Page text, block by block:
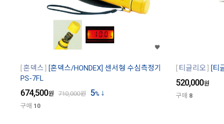
혼덱스
[혼덱스/HONDEX] 센서형 수심측정기
PS-7FL
674,500원 710,000원 5%
구매 10
티글리오 [티
520,000원
구매 8